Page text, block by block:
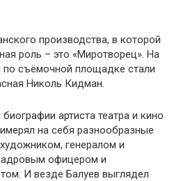
производства, в которой
роль – это «Миротворец». На
по съёмочной площадке стали
Николь Кидман.
артиста театра и кино
на себя разнообразные
генералом и
офицером и
И везде Балуев выглядел